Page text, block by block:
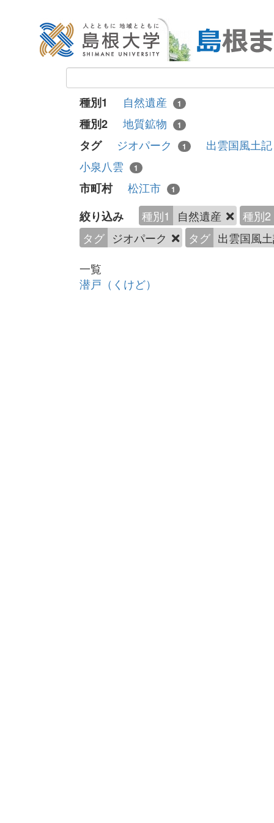
種別1 自然遺産 1
種別2 地質鉱物 1
タグ ジオパーク 1
出雲国風土
小泉八雲
1
市町村 松江市 1
絞り込み 種別1 自然遺産
種別2
タグ ジオパーク タグ 出雲国風
一覧
潜戸（くけど）